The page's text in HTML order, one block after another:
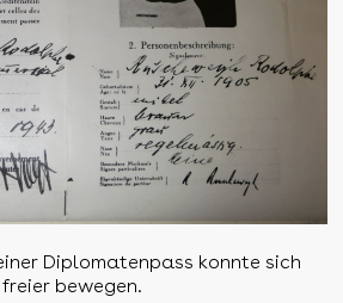
Diplomatenpass konnte sich
bewegen.